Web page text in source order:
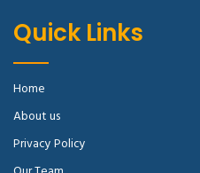
Quick Links
Home
About us
Privacy Policy